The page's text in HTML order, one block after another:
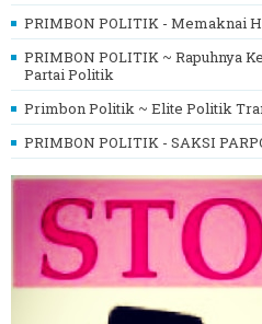
PRIMBON POLITIK - Memaknai
PRIMBON POLITIK ~ Rapuhnya
Partai Politik
Primbon Politik ~ Elite Politik
PRIMBON POLITIK - SAKSI